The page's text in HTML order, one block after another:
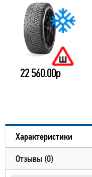
22 560.00р
Характеристики
Отзывы (0)